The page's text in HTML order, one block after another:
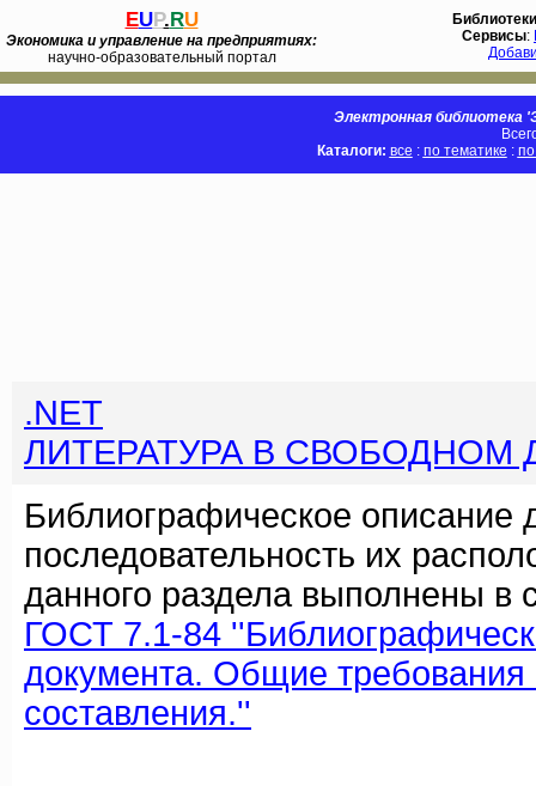
EUP.RU
Экономика и управление на предприятиях:
научно-образовательный портал
Библиотеки
Сервисы:
Электронная библиотека
Каталоги: все : по тематике :
.NET
ЛИТЕРАТУРА В СВОБОДНОМ
Библиографическое описание
последовательность их
данного раздела выполнены в
ГОСТ 7.1-84
документа. Общие требования
составления.''